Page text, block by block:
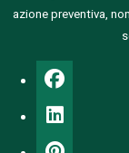
azione preventiva,